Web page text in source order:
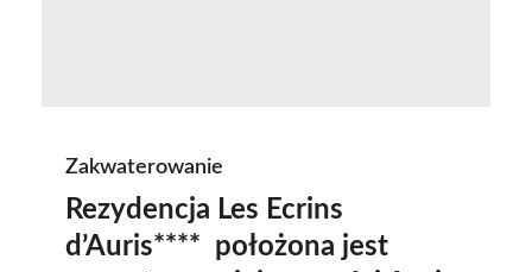
Zakwaterowanie
Rezydencja Les Ecrins
d’Auris**** położona jest